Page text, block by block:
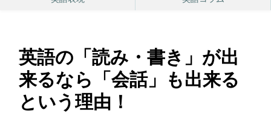
英語の「読み・書き」が出
来るなら「会話」も出来る
という理由！